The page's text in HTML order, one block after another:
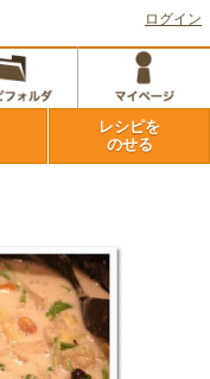
ログイン
レシピを
のせる